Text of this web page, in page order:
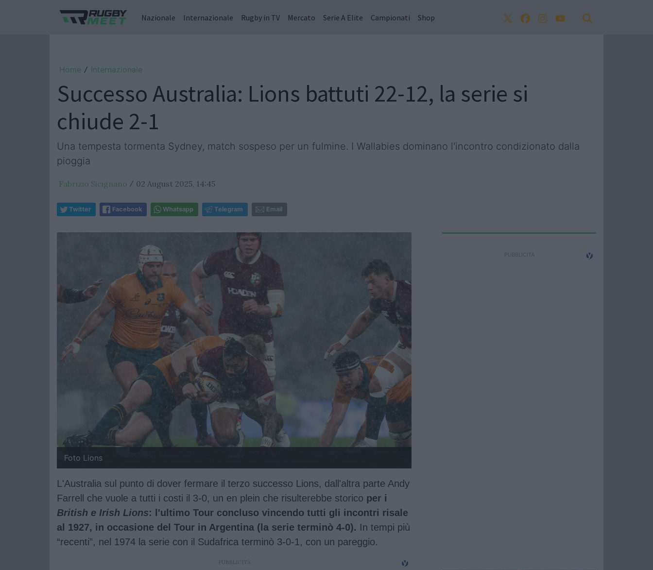
Nazionale Internazionale Rugby in TV Mercato Serie A Elite Campionati Shop
Home / Internazionale
Successo Australia: Lions battuti 22-12, la serie si
chiude 2-1
Una tempesta tormenta Sydney, match sospeso per un fulmine. I Wallabies dominano l'incontro condizionato dalla
pioggia
Fabrizio Sicignano / 02 August 2025, 14:45
Twitter Facebook Whatsapp Telegram Email
Foto Lions
L'Australia sul punto di dover fermare il terzo successo Lions, dall'altra parte Andy
Farrell che vuole a tutti i costi il 3-0, un en plein che risulterebbe storico per i
British e Irish Lions: l'ultimo Tour concluso vincendo tutti gli incontri risale
al 1927, in occasione del Tour in Argentina (la serie terminò 4-0). In tempi più
“recenti”, nel 1974 la serie con il Sudafrica terminò 3-0-1, con un pareggio.